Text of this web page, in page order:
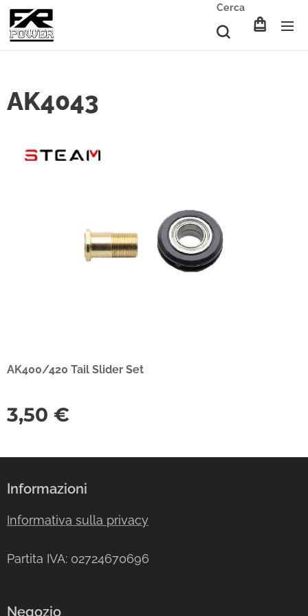
Cerca
AK4043
AK400/420 Tail Slider Set
3,50 €
Informazioni
Informativa sulla privacy
Partita IVA: 02724670696
Negozio